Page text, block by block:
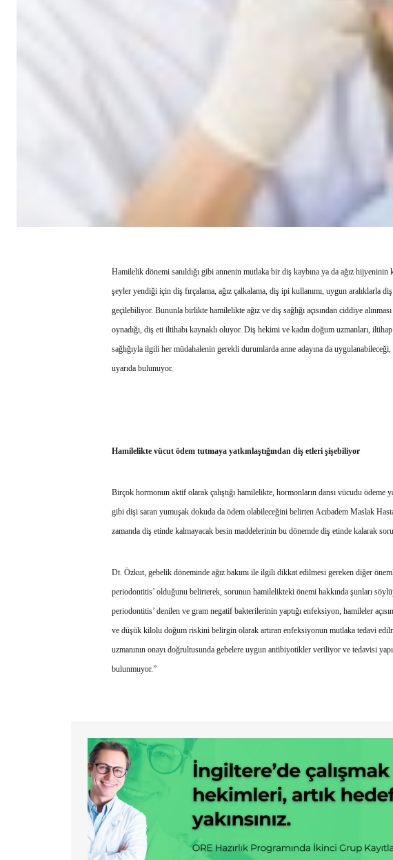
Hamilelik dönemi sanıldığı gibi annenin mutlaka bir diş kaybına ya da ağız
şeyler yendiği için diş fırçalama, ağız çalkalama, diş ipi kullanımı, uygun aralıklarla
geçilebiliyor. Bununla birlikte hamilelikte ağız ve diş sağlığı açısından ciddiye
oynadığı, diş eti iltihabı kaynaklı oluyor. Diş hekimi ve kadın doğum uzmanları,
sağlığıyla ilgili her müdahalenin gerekli durumlarda anne adayına da
uyarıda bulunuyor.
Hamilelikte vücut ödem tutmaya yatkınlaştığından diş etleri şişebiliyor
Birçok hormonun aktif olarak çalıştığı hamilelikte, hormonların dansı vücudu
gibi dişi saran yumuşak dokuda da ödem olabileceğini belirten Acıbadem Maslak
zamanda diş etinde kalmayacak besin maddelerinin bu dönemde diş etinde kalarak
Dt. Özkut, gebelik döneminde ağız bakımı ile ilgili dikkat edilmesi gereken diğer
periodontitis’ olduğunu belirterek, sorunun hamilelikteki önemi hakkında şunları
periodontitis’ denilen ve gram negatif bakterilerinin yaptığı enfeksiyon, hamileler
ve düşük kilolu doğum riskini belirgin olarak artıran enfeksiyonun mutlaka tedavi
uzmanının onayı doğrultusunda gebelere uygun antibiyotikler veriliyor ve tedavisi
bulunmuyor.”